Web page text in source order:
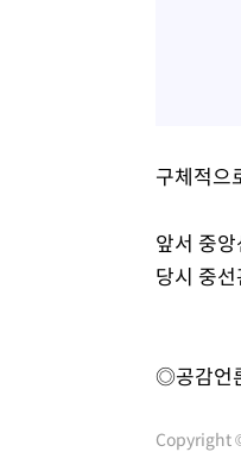
구체적으
앞서 중
당시 중
◎공감언
Copyright